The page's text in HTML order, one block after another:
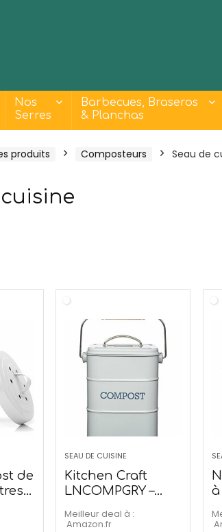
Nos
Serres
Barbecues, Braseros
& Planchas
–
Outsunny Pergola
3L x 3l x 2,30H
209,90
Offre temporaire
produits Composteurs Seau de
de
SEAU DE CUISINE
Kitchen Craft
LNCOMPGRY –
3 litres
Meilleur deal à :
Amazon.fr
à